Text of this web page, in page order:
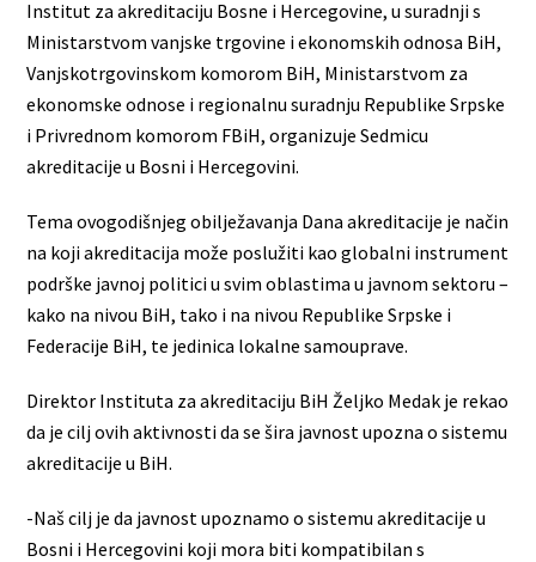
Institut za akreditaciju Bosne i Hercegovine, u suradnji s
Ministarstvom vanjske trgovine i ekonomskih odnosa BiH,
Vanjskotrgovinskom komorom BiH, Ministarstvom za
ekonomske odnose i regionalnu suradnju Republike Srpske
i Privrednom komorom FBiH, organizuje Sedmicu
akreditacije u Bosni i Hercegovini.
Tema ovogodišnjeg obilježavanja Dana akreditacije je način
na koji akreditacija može poslužiti kao globalni instrument
podrške javnoj politici u svim oblastima u javnom sektoru –
kako na nivou BiH, tako i na nivou Republike Srpske i
Federacije BiH, te jedinica lokalne samouprave.
Direktor Instituta za akreditaciju BiH Željko Medak je rekao
da je cilj ovih aktivnosti da se šira javnost upozna o sistemu
akreditacije u BiH.
-Naš cilj je da javnost upoznamo o sistemu akreditacije u
Bosni i Hercegovini koji mora biti kompatibilan s